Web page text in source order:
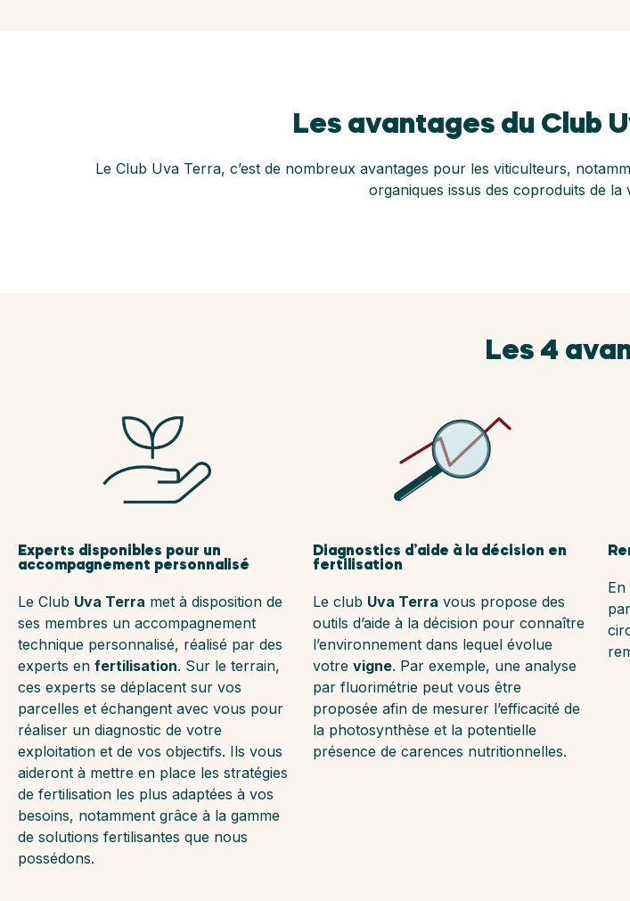
Les avantages du Club
Le Club Uva Terra, c’est de nombreux avantages pour les viticulteurs,
organiques issus des coproduits de la
Les 4
Experts disponibles pour un
accompagnement personnalisé
Le Club Uva Terra met à disposition de
ses membres un accompagnement
technique personnalisé, réalisé par des
experts en fertilisation. Sur le terrain,
ces experts se déplacent sur vos
parcelles et échangent avec vous pour
réaliser un diagnostic de votre
exploitation et de vos objectifs. Ils vous
aideront à mettre en place les stratégies
de fertilisation les plus adaptées à vos
besoins, notamment grâce à la gamme
de solutions fertilisantes que nous
possédons.
Diagnostics d’aide à la décision en
fertilisation
Le club Uva Terra vous propose des
outils d’aide à la décision pour connaître
l’environnement dans lequel évolue
votre vigne. Par exemple, une analyse
par fluorimétrie peut vous être
proposée afin de mesurer l’efficacité de
la photosynthèse et la potentielle
présence de carences nutritionnelles.